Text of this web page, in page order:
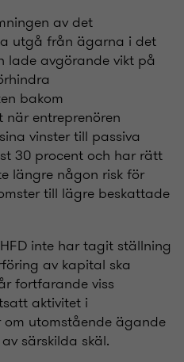
av det
utgå från ägarna i det
lade avgörande vikt på
bakom
entreprenören
vinster till passiva
30 procent och har rätt
längre någon risk för
till lägre beskattade
inte har tagit ställning
av kapital ska
fortfarande viss
aktivitet i
utomstående ägande
särskilda skäl.